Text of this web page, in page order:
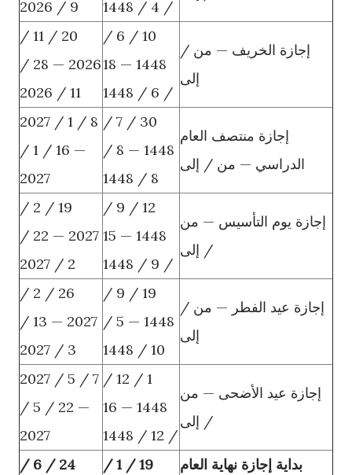
/ 4 / 1448
9 / 2026
إجازة الخريف — من /
إلى
10 / 6 /
1448 — 18
/ 6 / 1448
20 / 11 /
2026 — 28 /
11 / 2026
إجازة منتصف العام
الدراسي — من / إلى
30 / 7 /
1448 — 8 /
8 / 1448
8 / 1 / 2027
— 16 / 1 /
2027
إجازة يوم التأسيس — من
/ إلى
12 / 9 /
1448 — 15
/ 9 / 1448
19 / 2 /
2027 — 22 /
2 / 2027
إجازة عيد الفطر — من /
إلى
19 / 9 /
1448 — 5 /
10 / 1448
26 / 2 /
2027 — 13 /
3 / 2027
إجازة عيد الأضحى — من
/ إلى
1 / 12 /
1448 — 16
/ 12 / 1448
7 / 5 / 2027
— 22 / 5 /
2027
بداية إجازة نهاية العام
19 / 1 /
24 / 6 /